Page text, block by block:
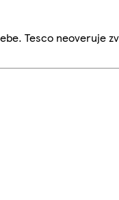
Tesco neoveruje